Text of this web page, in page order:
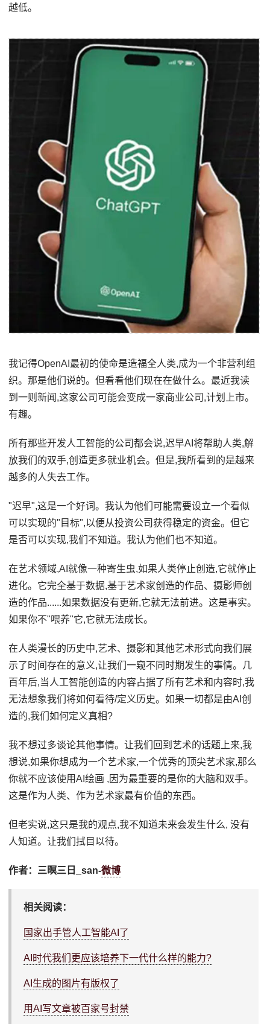
越低。
我记得OpenAI最初的使命是造福全人类,成为一个非营利组
织。那是他们说的。但看看他们现在在做什么。最近我读
到一则新闻,这家公司可能会变成一家商业公司,计划上市。
有趣。
所有那些开发人工智能的公司都会说,迟早AI将帮助人类,解
放我们的双手,创造更多就业机会。但是,我所看到的是越来
越多的人失去工作。
"迟早",这是一个好词。我认为他们可能需要设立一个看似
可以实现的"目标",以便从投资公司获得稳定的资金。但它
是否可以实现,我们不知道。我认为他们也不知道。
在艺术领域,AI就像一种寄生虫,如果人类停止创造,它就停止
进化。它完全基于数据,基于艺术家创造的作品、摄影师创
造的作品......如果数据没有更新,它就无法前进。这是事实。
如果你不"喂养"它,它就无法成长。
在人类漫长的历史中,艺术、摄影和其他艺术形式向我们展
示了时间存在的意义,让我们一窥不同时期发生的事情。几
百年后,当人工智能创造的内容占据了所有艺术和内容时,我
无法想象我们将如何看待/定义历史。如果一切都是由AI创
造的,我们如何定义真相?
我不想过多谈论其他事情。让我们回到艺术的话题上来,我
想说,如果你想成为一个艺术家,一个优秀的顶尖艺术家,那么
你就不应该使用AI绘画 ,因为最重要的是你的大脑和双手。
这是作为人类、作为艺术家最有价值的东西。
但老实说,这只是我的观点,我不知道未来会发生什么, 没有
人知道。让我们拭目以待。
作者：三暝三日_san-微博
相关阅读：
国家出手管人工智能AI了
AI时代我们更应该培养下一代什么样的能力?
AI生成的图片有版权了
用AI写文章被百家号封禁